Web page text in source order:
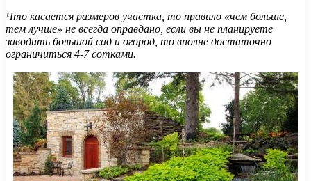
Что касается размеров участка, то правило «чем больше,
тем лучше» не всегда оправдано, если вы не планируете
заводить большой сад и огород, то вполне достаточно
ограничиться 4-7 сотками.